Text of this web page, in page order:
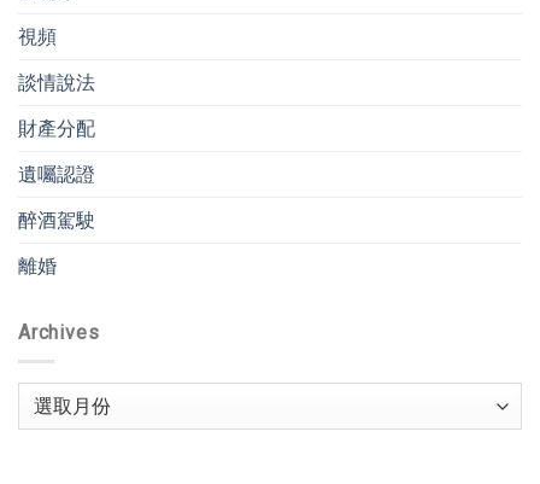
視頻
談情說法
財產分配
遺囑認證
醉酒駕駛
離婚
Archives
Archives